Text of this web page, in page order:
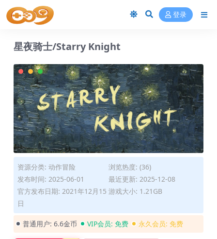
登录
星夜骑士/Starry Knight
资源分类: 动作冒险
浏览热度: (36)
发布时间: 2025-06-01
最近更新: 2025-12-08
官方发布日期: 2021年12月15
日
游戏大小: 1.21GB
普通用户: 6.6金币 VIP会员: 免费 永久会员: 免费